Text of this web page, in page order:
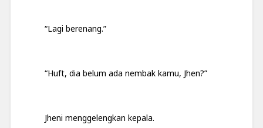
“Lagi berenang.”
“Huft, dia belum ada nembak kamu, Jhen?”
Jheni menggelengkan kepala.